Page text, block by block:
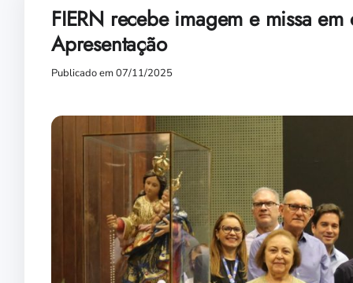
FIERN recebe imagem e missa
Apresentação
Publicado em 07/11/2025